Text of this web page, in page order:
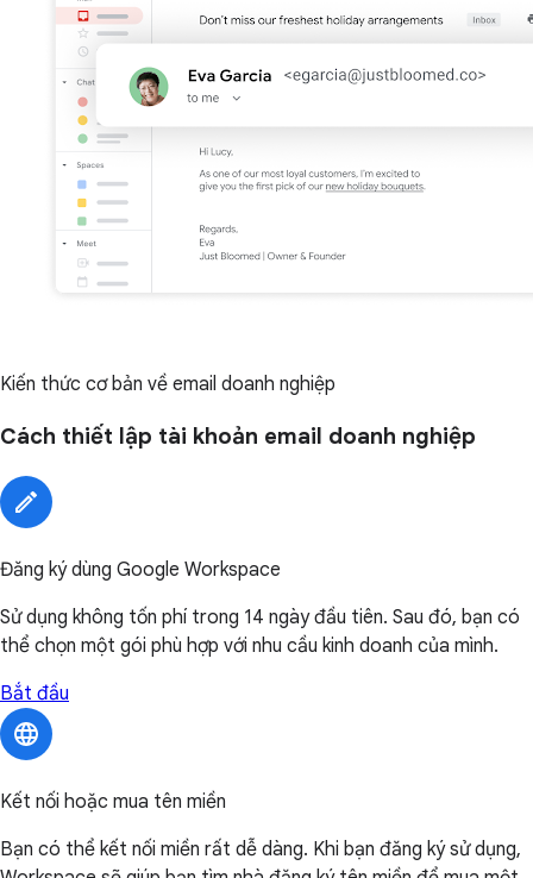
Kiến thức cơ bản về email doanh nghiệp
Cách thiết lập tài khoản email doanh nghiệp
Đăng ký dùng Google Workspace
Sử dụng không tốn phí trong 14 ngày đầu tiên. Sau đó, bạn có
thể chọn một gói phù hợp với nhu cầu kinh doanh của mình.
Bắt đầu
Kết nối hoặc mua tên miền
Bạn có thể kết nối miền rất dễ dàng. Khi bạn đăng ký sử dụng,